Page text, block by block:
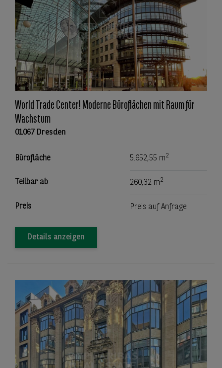
World Trade Center! Moderne Büroflächen mit Raum für
Wachstum
01067 Dresden
Bürofläche 5.652,55 m2
Teilbar ab 260,32 m2
Preis Preis auf Anfrage
Details anzeigen